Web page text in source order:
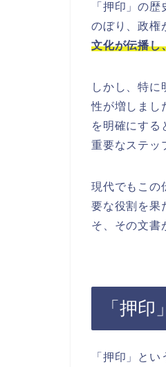
「押印」の
のぼり、政権
文化が伝播し
しかし、特
性が増しまし
を明確にする
重要なステッ
現代でもこの
要な役割を果
そ、その文書
「押
「押印」と